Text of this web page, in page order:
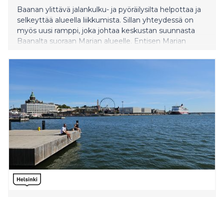
Baanan ylittävä jalankulku- ja pyöräilysilta helpottaa ja
selkeyttää alueella liikkumista. Sillan yhteydessä on
myös uusi ramppi, joka johtaa keskustan suunnasta
Baanalta suoraan Marian alueelle. Entisen Marian
vaihteeseen saakka.